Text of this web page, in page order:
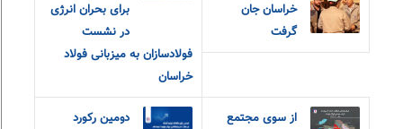
خراسان جان
گرفت
برای بحران انرژی
در نشست
فولادسازان به میزبانی فولاد
خراسان
از سوی مجتمع
دومین رکورد